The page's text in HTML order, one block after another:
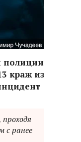
полиции
краж из
с ранее